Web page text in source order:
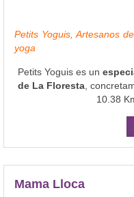
Petits Yoguis, Artesanos
yoga
Petits Yoguis es un
de La Floresta ,
10.38
Mama Lloca